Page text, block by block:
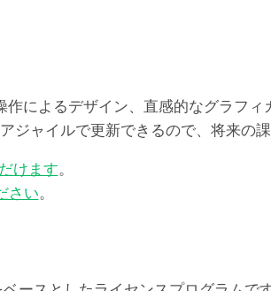
によるデザイン、直感的なグラフ
ャイルで更新できるので、将来の
けます。
さい。